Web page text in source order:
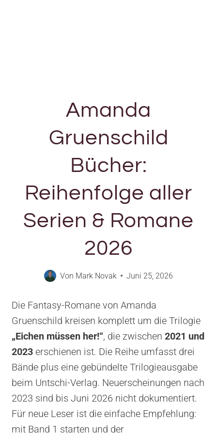
Amanda
Gruenschild
Bücher:
Reihenfolge aller
Serien & Romane
2026
Von Mark Novak Juni 25, 2026
Die Fantasy-Romane von Amanda
Gruenschild kreisen komplett um die Trilogie
„Eichen müssen her!“, die zwischen 2021 und
2023 erschienen ist. Die Reihe umfasst drei
Bände plus eine gebündelte Trilogieausgabe
beim Untschi-Verlag. Neuerscheinungen nach
2023 sind bis Juni 2026 nicht dokumentiert.
Für neue Leser ist die einfache Empfehlung:
mit Band 1 starten und der